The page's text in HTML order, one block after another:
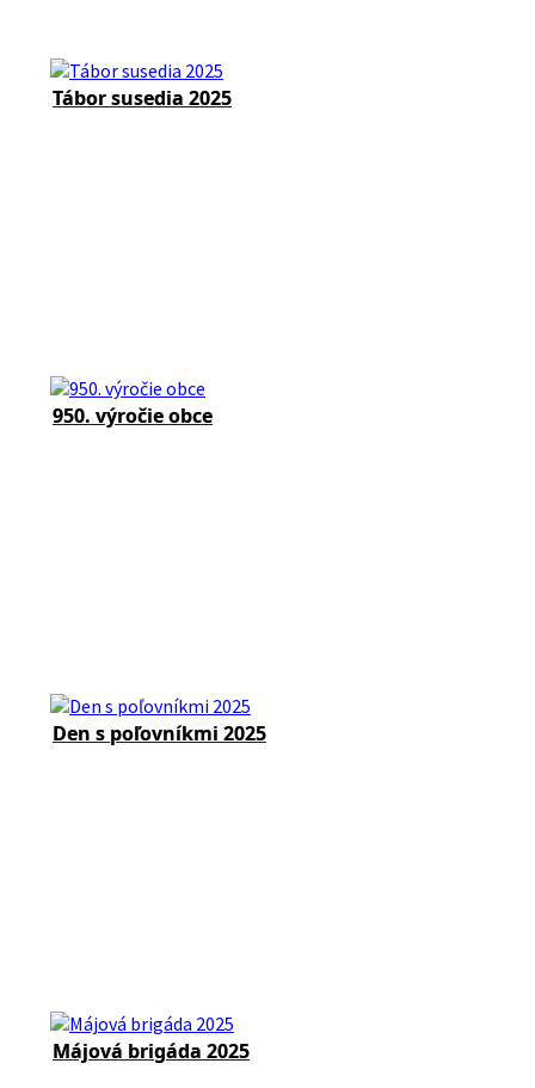
Tábor susedia 2025
950. výročie obce
Den s poľovníkmi 2025
Májová brigáda 2025